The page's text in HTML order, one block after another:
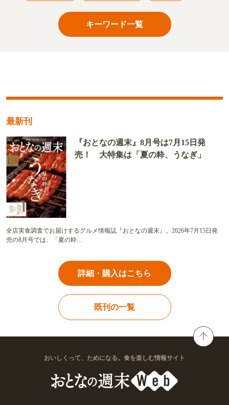
キーワード一覧
最新刊
『おとなの週末』8月号は7月15日発
売！ 大特集は「夏の粋、うなぎ」
全店実食調査でお届けするグルメ情報誌『おとなの週末』。2026年7月15日発
売の8月号では、「夏の粋…
詳細・購入はこちら
既刊の一覧
おいしくって、ためになる。食を楽しむ情報サイト